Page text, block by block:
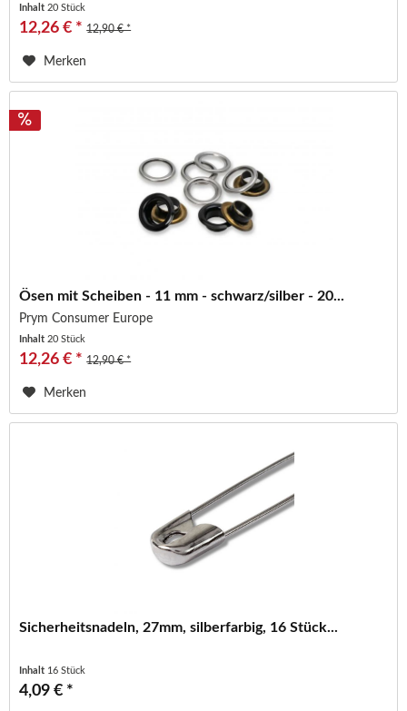
Inhalt20 Stück
12,26 € * 12,90 € *
Merken
Ösen mit Scheiben - 11 mm - schwarz/silber - 20...
Prym Consumer Europe
Inhalt 20 Stück
12,26 € * 12,90 € *
Merken
Sicherheitsnadeln, 27mm, silberfarbig, 16 Stück...
Inhalt 16 Stück
4,09 € *